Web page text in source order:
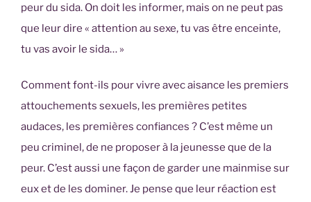
peur du sida. On doit les informer, mais on ne peut pas
que leur dire « attention au sexe, tu vas être enceinte,
tu vas avoir le sida… »
Comment font-ils pour vivre avec aisance les premiers
attouchements sexuels, les premières petites
audaces, les premières confiances ? C’est même un
peu criminel, de ne proposer à la jeunesse que de la
peur. C’est aussi une façon de garder une mainmise sur
eux et de les dominer. Je pense que leur réaction est